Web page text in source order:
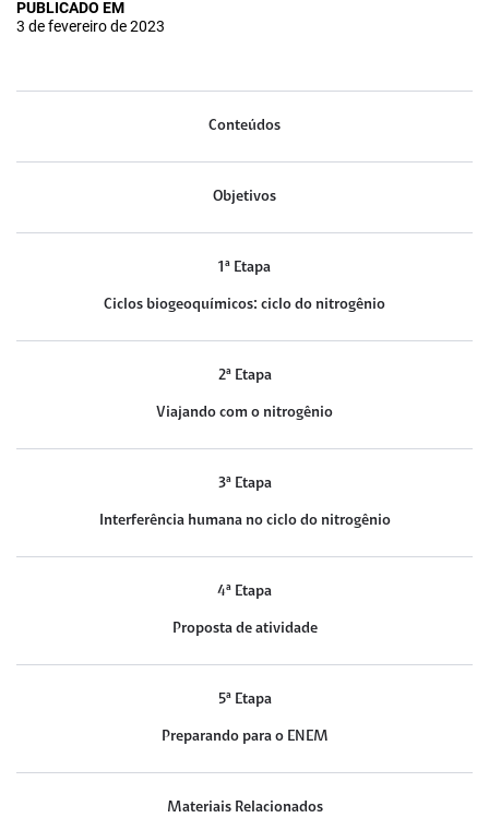
PUBLICADO EM
3 de fevereiro de 2023
Conteúdos
Objetivos
1ª Etapa
Ciclos biogeoquímicos: ciclo do nitrogênio
2ª Etapa
Viajando com o nitrogênio
3ª Etapa
Interferência humana no ciclo do nitrogênio
4ª Etapa
Proposta de atividade
5ª Etapa
Preparando para o ENEM
Materiais Relacionados